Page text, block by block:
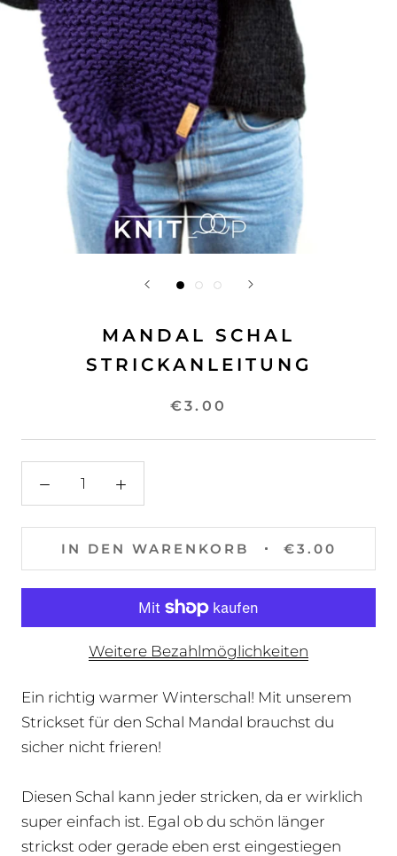
MANDAL SCHAL
STRICKANLEITUNG
€3.00
IN DEN WARENKORB €3.00
Weitere Bezahlmöglichkeiten
Ein richtig warmer Winterschal! Mit unserem
Strickset für den Schal Mandal brauchst du
sicher nicht frieren!
Diesen Schal kann jeder stricken, da er wirklich
super einfach ist. Egal ob du schön länger
strickst oder gerade eben erst eingestiegen